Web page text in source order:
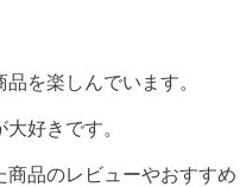
を楽しんでいます。
好きです。
品のレビューやおすすめ